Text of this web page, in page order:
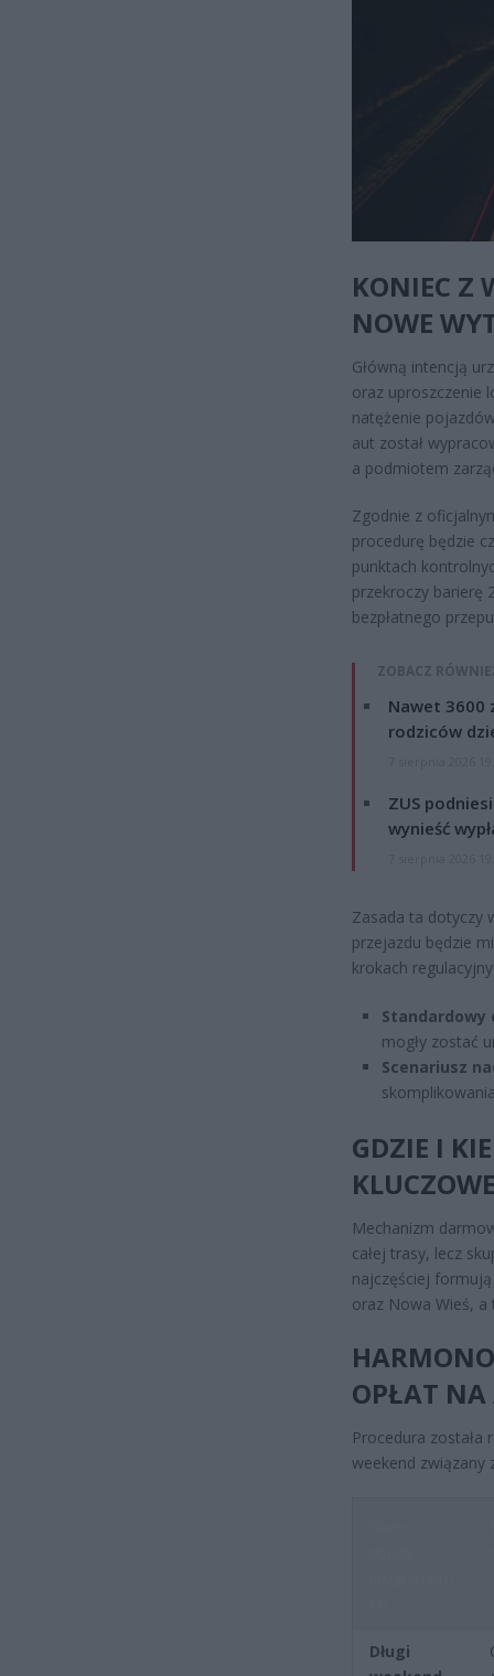
KONIEC Z
NOWE
Główną intencją
oraz uproszczenie
natężenie
aut został
a podmiotem
Zgodnie z
procedurę będzie
punktach
przekroczy barierę
bezpłatnego
ZOBACZ
Nawet 3600
rodziców
ZUS
wynieść
Zasada ta dotyczy
przejazdu będzie
krokach
Standardowy
mogły zostać
Scenariusz
GDZIE I
Mechanizm
całej trasy, lecz
najczęściej
oraz Nowa Wieś, a
OPŁAT NA
Procedura została
weekend związany
Długi